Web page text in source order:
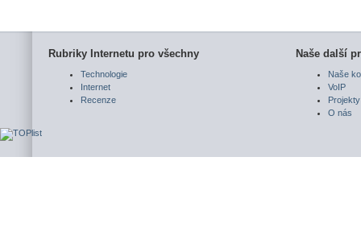
Rubriky Internetu pro všechny
Technologie
Internet
Recenze
Naše další
Naše
VoIP
Projekty
O nás